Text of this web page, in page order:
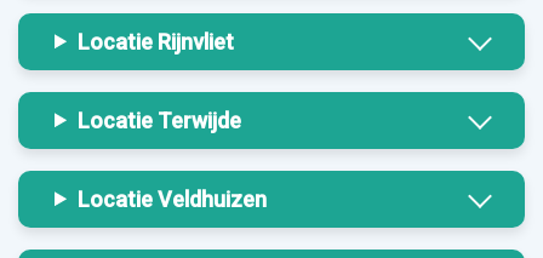
Locatie Rijnvliet
Locatie Terwijde
Locatie Veldhuizen